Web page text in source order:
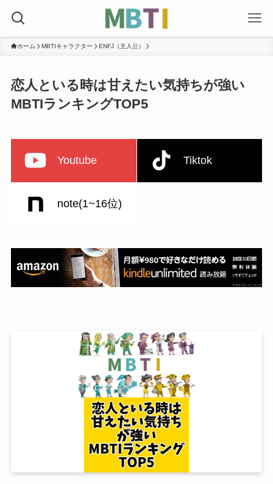
ホーム MBTIキャラクター ENFJ（主人公）
恋人といる時は甘えたい気持ちが強い
MBTIランキングTOP5
Youtube Tiktok
note(1~16位)